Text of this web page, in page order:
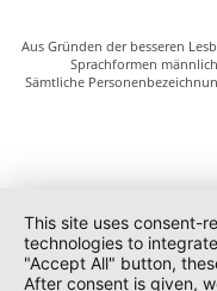
Aus Gründen der besseren
Sprachformen
Sämtliche
This site uses consent-
technologies to
"Accept All" button,
After consent is given,